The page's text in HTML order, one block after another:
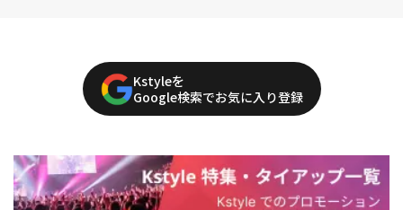
Kstyleを
Google検索でお気に入り登録